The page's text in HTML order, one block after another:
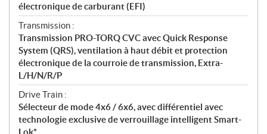
électronique de carburant (EFI)
Transmission :
Transmission PRO-TORQ CVC avec Quick Response
System (QRS), ventilation à haut débit et protection
électronique de la courroie de transmission, Extra-
L/H/N/R/P
Drive Train :
Sélecteur de mode 4x6 / 6x6, avec différentiel avec
technologie exclusive de verrouillage intelligent Smart-